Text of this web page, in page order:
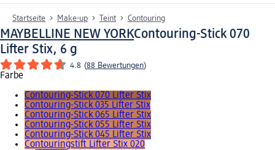
Startseite Make-up Teint Contouring
MAYBELLINE NEW YORKContouring-Stick 070
Lifter Stix, 6 g
4.8 (88 Bewertungen)
Farbe
Contouring-Stick 070 Lifter Stix
Contouring-Stick 035 Lifter Stix
Contouring-Stick 065 Lifter Stix
Contouring-Stick 055 Lifter Stix
Contouring-Stick 045 Lifter Stix
Contouringstift Lifter Stix 020